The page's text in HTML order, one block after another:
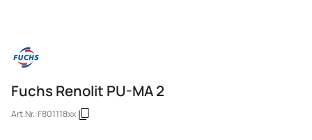
Fuchs Renolit PU-MA 2
Art.Nr.:F801118xx